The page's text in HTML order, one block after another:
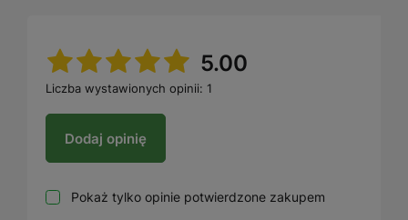
5.00
Liczba wystawionych opinii: 1
Dodaj opinię
Pokaż tylko opinie potwierdzone zakupem